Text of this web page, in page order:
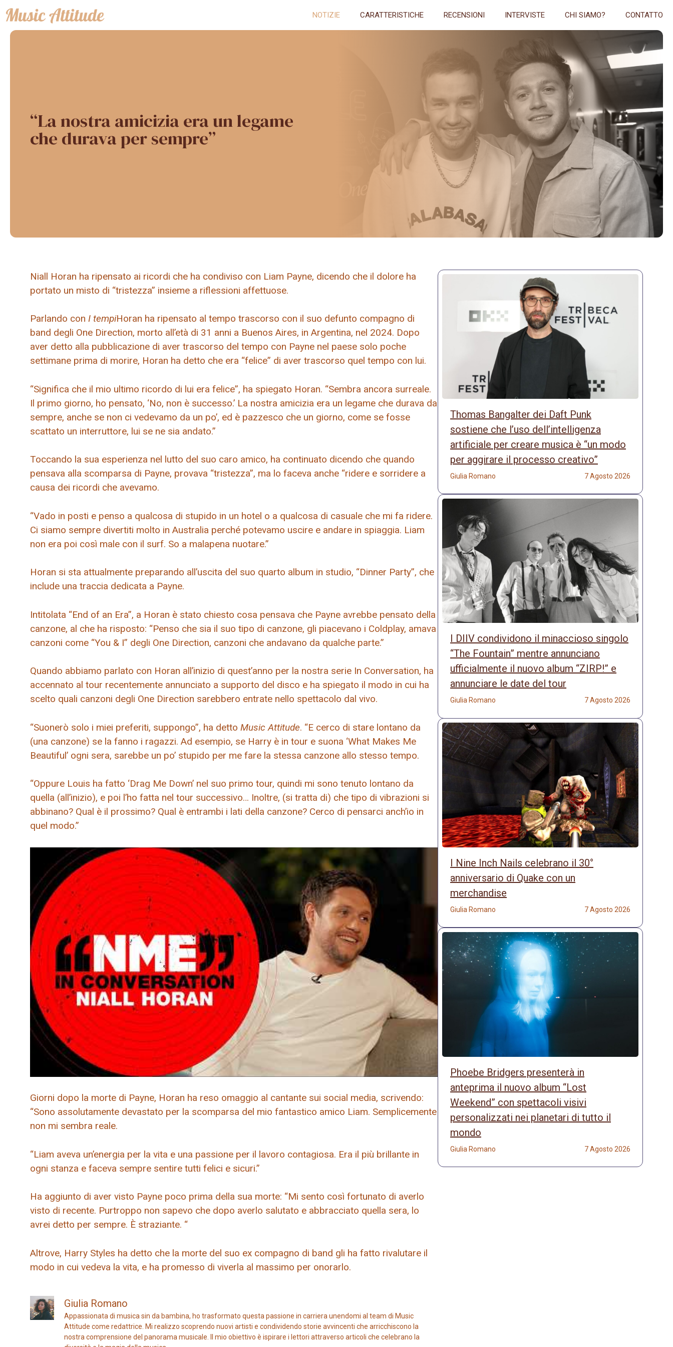
Vai
al
contenuto
NOTIZIE CARATTERISTICHE RECENSIONI INTERVISTE CHI SIAMO? CONTATTO
“La nostra amicizia era un legame
che durava per sempre”
Niall Horan ha ripensato ai ricordi che ha condiviso con Liam Payne, dicendo che il dolore ha
portato un misto di “tristezza” insieme a riflessioni affettuose.
Parlando con I tempiHoran ha ripensato al tempo trascorso con il suo defunto compagno di
band degli One Direction, morto all’età di 31 anni a Buenos Aires, in Argentina, nel 2024. Dopo
aver detto alla pubblicazione di aver trascorso del tempo con Payne nel paese solo poche
settimane prima di morire, Horan ha detto che era “felice” di aver trascorso quel tempo con lui.
“Significa che il mio ultimo ricordo di lui era felice”, ha spiegato Horan. “Sembra ancora surreale.
Il primo giorno, ho pensato, ‘No, non è successo.’ La nostra amicizia era un legame che durava da
sempre, anche se non ci vedevamo da un po’, ed è pazzesco che un giorno, come se fosse
scattato un interruttore, lui se ne sia andato.”
Toccando la sua esperienza nel lutto del suo caro amico, ha continuato dicendo che quando
pensava alla scomparsa di Payne, provava “tristezza”, ma lo faceva anche “ridere e sorridere a
causa dei ricordi che avevamo.
“Vado in posti e penso a qualcosa di stupido in un hotel o a qualcosa di casuale che mi fa ridere.
Ci siamo sempre divertiti molto in Australia perché potevamo uscire e andare in spiaggia. Liam
non era poi così male con il surf. So a malapena nuotare.”
Horan si sta attualmente preparando all’uscita del suo quarto album in studio, “Dinner Party”, che
include una traccia dedicata a Payne.
Intitolata “End of an Era”, a Horan è stato chiesto cosa pensava che Payne avrebbe pensato della
canzone, al che ha risposto: “Penso che sia il suo tipo di canzone, gli piacevano i Coldplay, amava
canzoni come “You & I” degli One Direction, canzoni che andavano da qualche parte.”
Quando abbiamo parlato con Horan all’inizio di quest’anno per la nostra serie In Conversation, ha
accennato al tour recentemente annunciato a supporto del disco e ha spiegato il modo in cui ha
scelto quali canzoni degli One Direction sarebbero entrate nello spettacolo dal vivo.
“Suonerò solo i miei preferiti, suppongo”, ha detto Music Attitude. “E cerco di stare lontano da
(una canzone) se la fanno i ragazzi. Ad esempio, se Harry è in tour e suona ‘What Makes Me
Beautiful’ ogni sera, sarebbe un po’ stupido per me fare la stessa canzone allo stesso tempo.
“Oppure Louis ha fatto ‘Drag Me Down’ nel suo primo tour, quindi mi sono tenuto lontano da
quella (all’inizio), e poi l’ho fatta nel tour successivo… Inoltre, (si tratta di) che tipo di vibrazioni si
abbinano? Qual è il prossimo? Qual è entrambi i lati della canzone? Cerco di pensarci anch’io in
quel modo.”
Giorni dopo la morte di Payne, Horan ha reso omaggio al cantante sui social media, scrivendo:
“Sono assolutamente devastato per la scomparsa del mio fantastico amico Liam. Semplicemente
non mi sembra reale.
“Liam aveva un’energia per la vita e una passione per il lavoro contagiosa. Era il più brillante in
ogni stanza e faceva sempre sentire tutti felici e sicuri.”
Ha aggiunto di aver visto Payne poco prima della sua morte: “Mi sento così fortunato di averlo
visto di recente. Purtroppo non sapevo che dopo averlo salutato e abbracciato quella sera, lo
avrei detto per sempre. È straziante. “
Altrove, Harry Styles ha detto che la morte del suo ex compagno di band gli ha fatto rivalutare il
modo in cui vedeva la vita, e ha promesso di viverla al massimo per onorarlo.
Giulia Romano
Appassionata di musica sin da bambina, ho trasformato questa passione in carriera unendomi al team di Music
Attitude come redattrice. Mi realizzo scoprendo nuovi artisti e condividendo storie avvincenti che arricchiscono la
nostra comprensione del panorama musicale. Il mio obiettivo è ispirare i lettori attraverso articoli che celebrano la
Thomas Bangalter dei Daft Punk
sostiene che l’uso dell’intelligenza
artificiale per creare musica è “un modo
per aggirare il processo creativo”
Giulia Romano 7 Agosto 2026
I DIIV condividono il minaccioso singolo
“The Fountain” mentre annunciano
ufficialmente il nuovo album “ZIRP!” e
annunciare le date del tour
Giulia Romano 7 Agosto 2026
I Nine Inch Nails celebrano il 30°
anniversario di Quake con un
merchandise
Giulia Romano 7 Agosto 2026
Phoebe Bridgers presenterà in
anteprima il nuovo album “Lost
Weekend” con spettacoli visivi
personalizzati nei planetari di tutto il
mondo
Giulia Romano 7 Agosto 2026